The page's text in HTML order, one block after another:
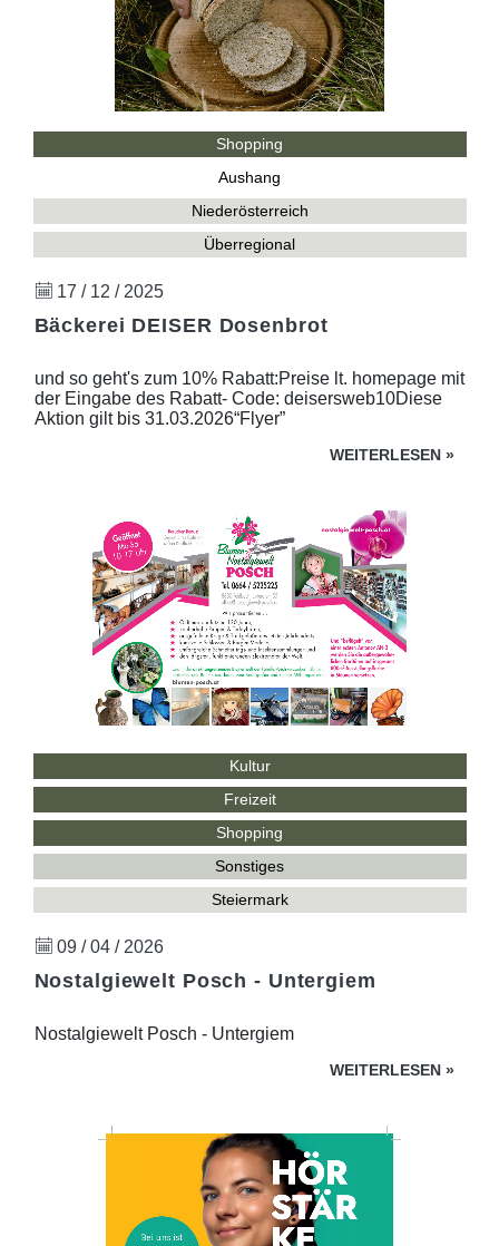
Shopping
Aushang
Niederösterreich
Überregional
17 / 12 / 2025
Bäckerei DEISER Dosenbrot
und so geht's zum 10% Rabatt:Preise lt. homepage mit
der Eingabe des Rabatt- Code: deisersweb10Diese
Aktion gilt bis 31.03.2026“Flyer”
WEITERLESEN »
Kultur
Freizeit
Shopping
Sonstiges
Steiermark
09 / 04 / 2026
Nostalgiewelt Posch - Untergiem
Nostalgiewelt Posch - Untergiem
WEITERLESEN »